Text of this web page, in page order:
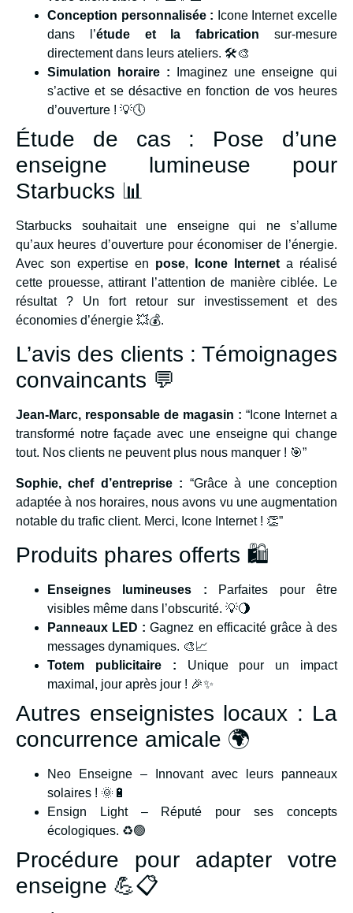
Conception personnalisée : Icone Internet excelle
dans l’étude et la fabrication sur-mesure
directement dans leurs ateliers. 🛠️🎨
Simulation horaire : Imaginez une enseigne qui
s’active et se désactive en fonction de vos heures
d’ouverture ! 💡🕔
Étude de cas : Pose d’une
enseigne lumineuse pour
Starbucks 📊
Starbucks souhaitait une enseigne qui ne s’allume
qu’aux heures d’ouverture pour économiser de l’énergie.
Avec son expertise en pose, Icone Internet a réalisé
cette prouesse, attirant l’attention de manière ciblée. Le
résultat ? Un fort retour sur investissement et des
économies d’énergie 💥💰.
L’avis des clients : Témoignages
convaincants 💬
Jean-Marc, responsable de magasin : “Icone Internet a
transformé notre façade avec une enseigne qui change
tout. Nos clients ne peuvent plus nous manquer ! 🎯”
Sophie, chef d’entreprise : “Grâce à une conception
adaptée à nos horaires, nous avons vu une augmentation
notable du trafic client. Merci, Icone Internet ! 👏”
Produits phares offerts 🛍️
Enseignes lumineuses : Parfaites pour être
visibles même dans l’obscurité. 💡🌖
Panneaux LED : Gagnez en efficacité grâce à des
messages dynamiques. 🎨📈
Totem publicitaire : Unique pour un impact
maximal, jour après jour ! 🎉✨
Autres enseignistes locaux : La
concurrence amicale 🌍
Neo Enseigne – Innovant avec leurs panneaux
solaires ! 🌞🔋
Ensign Light – Réputé pour ses concepts
écologiques. ♻️🟢
Procédure pour adapter votre
enseigne 💪📋